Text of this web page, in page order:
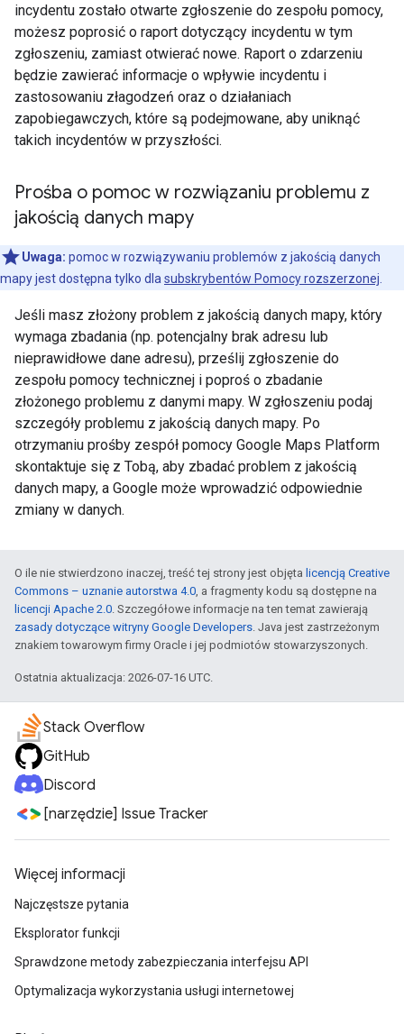
incydentu zostało otwarte zgłoszenie do zespołu pomocy,
możesz poprosić o raport dotyczący incydentu w tym
zgłoszeniu, zamiast otwierać nowe. Raport o zdarzeniu
będzie zawierać informacje o wpływie incydentu i
zastosowaniu złagodzeń oraz o działaniach
zapobiegawczych, które są podejmowane, aby uniknąć
takich incydentów w przyszłości.
Prośba o pomoc w rozwiązaniu problemu z
jakością danych mapy
Uwaga: pomoc w rozwiązywaniu problemów z jakością danych
mapy jest dostępna tylko dla subskrybentów Pomocy rozszerzonej
Jeśli masz złożony problem z jakością danych mapy, który
wymaga zbadania (np. potencjalny brak adresu lub
nieprawidłowe dane adresu), prześlij zgłoszenie do
zespołu pomocy technicznej i poproś o zbadanie
złożonego problemu z danymi mapy. W zgłoszeniu podaj
szczegóły problemu z jakością danych mapy. Po
otrzymaniu prośby zespół pomocy Google Maps Platform
skontaktuje się z Tobą, aby zbadać problem z jakością
danych mapy, a Google może wprowadzić odpowiednie
zmiany w danych.
O ile nie stwierdzono inaczej, treść tej strony jest objęta licencją Creative
Commons – uznanie autorstwa 4.0 , a fragmenty kodu są dostępne na
licencji Apache 2.0 . Szczegółowe informacje na ten temat zawierają
zasady dotyczące witryny Google Developers . Java jest zastrzeżonym
znakiem towarowym firmy Oracle i jej podmiotów stowarzyszonych.
Ostatnia aktualizacja: 2026-07-16 UTC.
Stack Overflow
GitHub
Discord
[narzędzie] Issue Tracker
Więcej informacji
Najczęstsze pytania
Eksplorator funkcji
Sprawdzone metody zabezpieczania interfejsu API
Optymalizacja wykorzystania usługi internetowej